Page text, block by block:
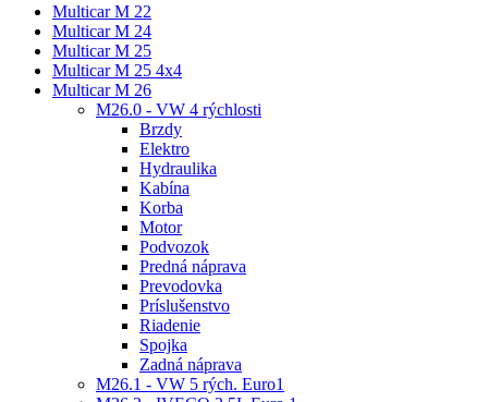
Multicar M 22
Multicar M 24
Multicar M 25
Multicar M 25 4x4
Multicar M 26
M26.0 - VW 4 rýchlosti
Brzdy
Elektro
Hydraulika
Kabína
Korba
Motor
Podvozok
Predná náprava
Prevodovka
Príslušenstvo
Riadenie
Spojka
Zadná náprava
M26.1 - VW 5 rých. Euro1